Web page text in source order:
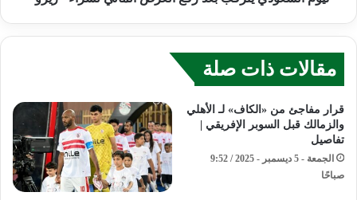
مقالات ذات صلة
قرار مفاجئ من «الكاف» لـ الأهلي
والزمالك قبل السوبر الإفريقي |
تفاصيل
الجمعة - 5 ديسمبر - 2025 / 9:52
صباحًا